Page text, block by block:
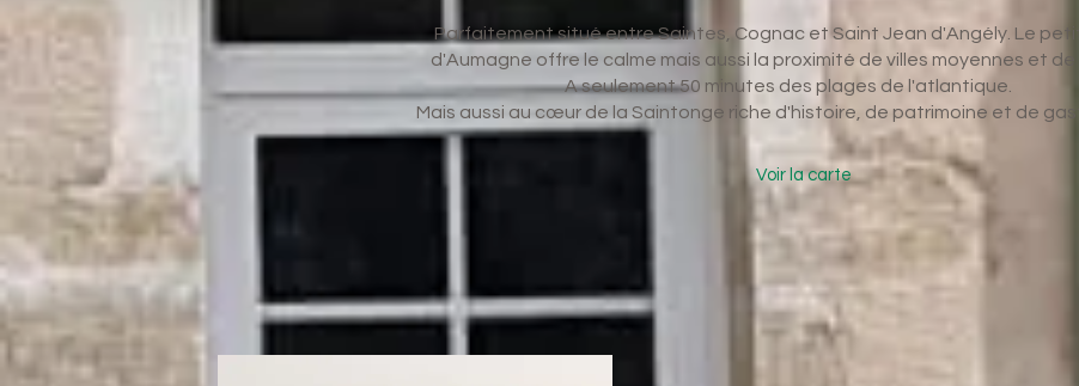
Parfaitement situé entre Saintes, Cognac et Saint Jean d'Angély. Le
d'Aumagne offre le calme mais aussi la proximité de villes moyennes et de
A seulement 50 minutes des plages de l'atlantique
Mais aussi au cœur de la Saintonge riche d'histoire, de patrimoine et de
Voir la carte